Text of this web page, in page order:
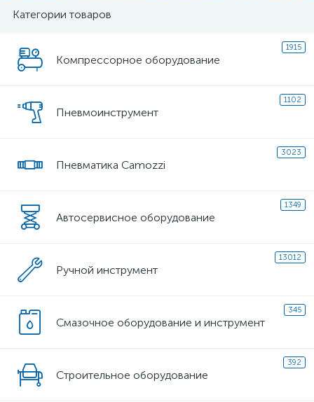
Категории товаров
1915
Компрессорное оборудование
1102
Пневмоинструмент
3023
Пневматика Camozzi
1349
Автосервисное оборудование
13012
Ручной инструмент
345
Смазочное оборудование и инструмент
392
Строительное оборудование